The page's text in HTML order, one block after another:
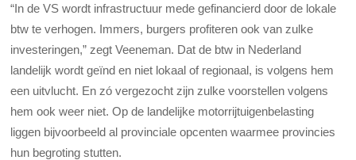
“In de VS wordt infrastructuur mede gefinancierd door de lokale
btw te verhogen. Immers, burgers profiteren ook van zulke
investeringen,” zegt Veeneman. Dat de btw in Nederland
landelijk wordt geïnd en niet lokaal of regionaal, is volgens hem
een uitvlucht. En zó vergezocht zijn zulke voorstellen volgens
hem ook weer niet. Op de landelijke motorrijtuigenbelasting
liggen bijvoorbeeld al provinciale opcenten waarmee provincies
hun begroting stutten.